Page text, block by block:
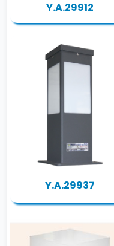
Y.A.29912
Y.A.29937